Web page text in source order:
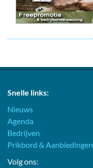
Snelle links:
Nieuws
Agenda
Bedrijven
Prikbord & Aanbiedingen
Volg ons: